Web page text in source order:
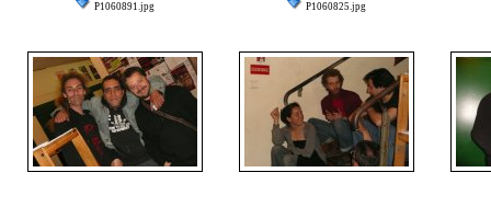
P1060891.jpg P1060825.jpg